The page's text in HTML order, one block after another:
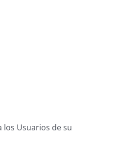
los Usuarios de su